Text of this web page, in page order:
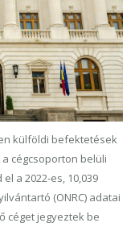
külföldi befektetések
cégcsoporton belüli
a 2022-es, 10,039
(ONRC) adatai
céget jegyeztek be